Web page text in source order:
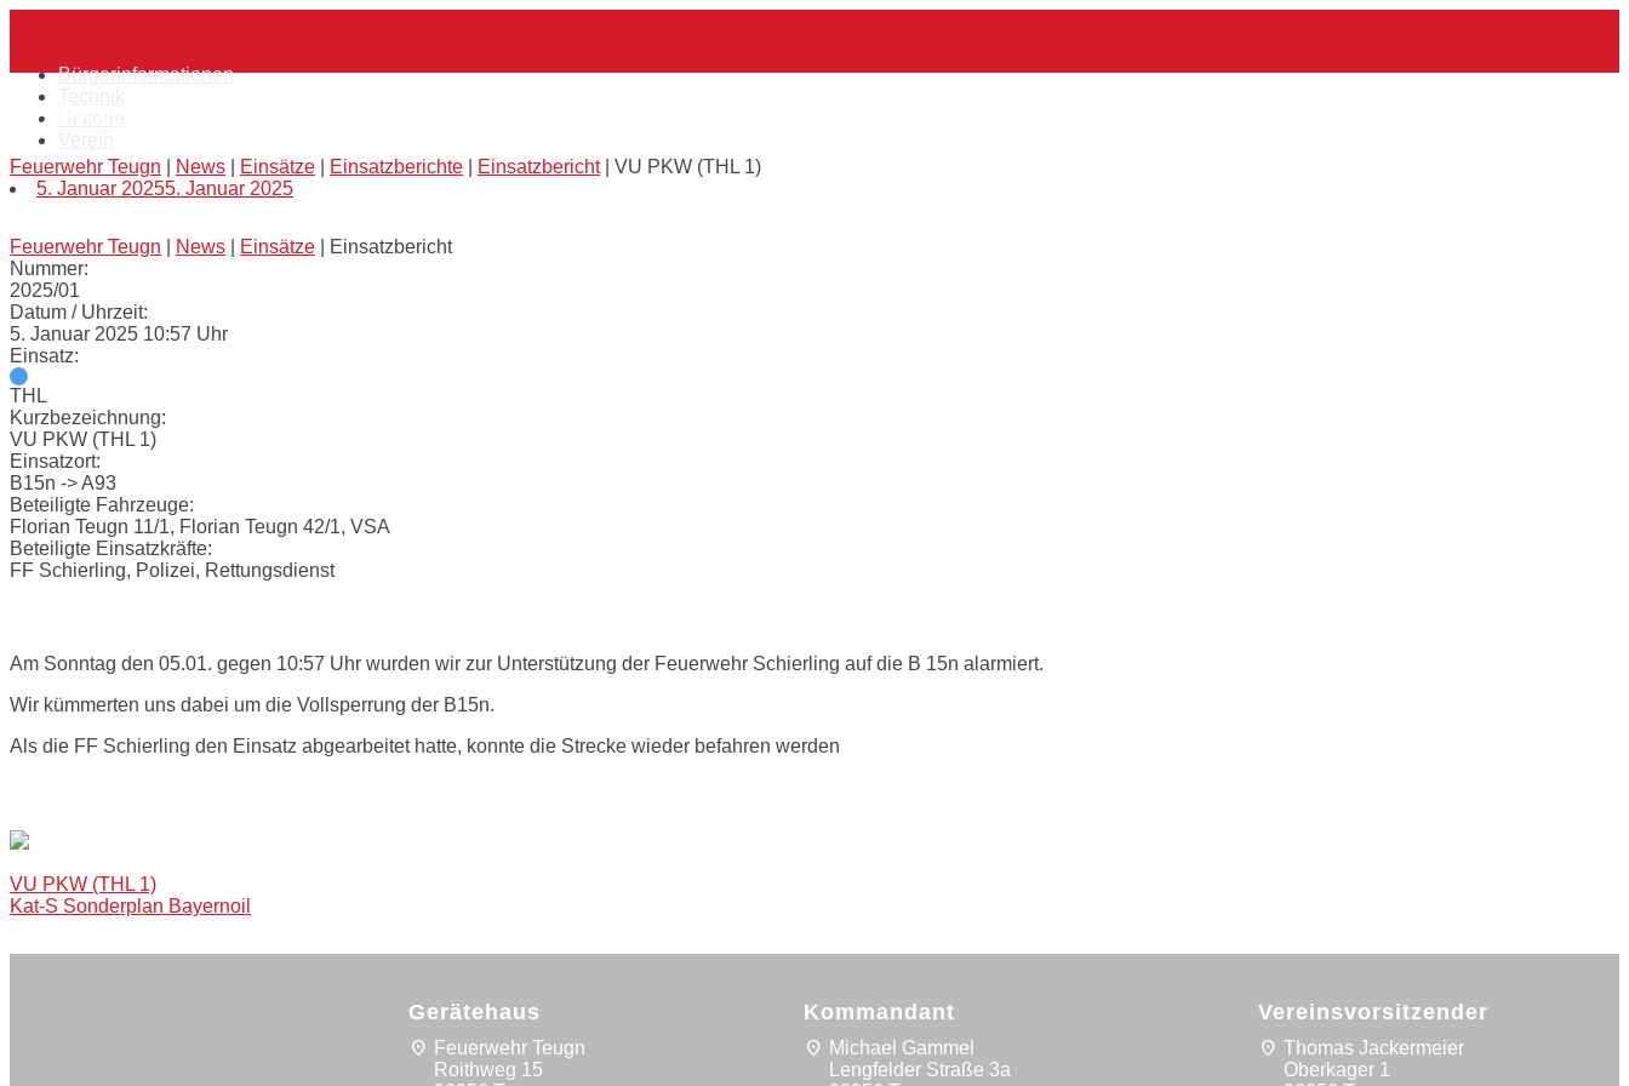
content
Bürgerinformationen
VU PKW (THL 1)
Feuerwehr Teugn News Einsätze Einsatzberichte Einsatzbericht| VU PKW (THL 1)
5. Januar 20255. Januar 2025
Feuerwehr Teugn News Einsätze
Einsatzbericht
Nummer:
2025/01
Datum / Uhrzeit:
5. Januar 2025 10:57 Uhr
Einsatz:
THL
Kurzbezeichnung:
VU PKW (THL 1)
Einsatzort:
B15n -> A93
Beteiligte Fahrzeuge:
Florian Teugn 11/1, Florian Teugn 42/1, VSA
Beteiligte Einsatzkräfte:
FF Schierling, Polizei, Rettungsdienst
Am Sonntag den 05.01. gegen 10:57 Uhr wurden wir zur Unterstützung der Feuerwehr Schierling auf die B 15n alarmiert.
Wir kümmerten uns dabei um die Vollsperrung der B15n.
Als die FF Schierling den Einsatz abgearbeitet hatte, konnte die Strecke wieder befahren werden
Post
navigation
VU PKW (THL 1)
Kat-S Sonderplan Bayernoil
Gerätehaus
location_on Feuerwehr Teugn
Roithweg 15
Kommandant
location_on Michael Gammel
Lengfelder Straße 3a
Vereinsvorsitzender
location_on Thomas Jackermeier
Oberkager 1